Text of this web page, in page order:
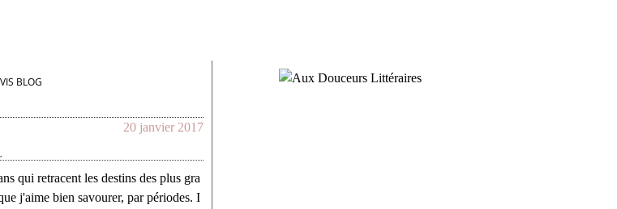
BLOG
20 janvier 2017
qui retracent les destins des plus gra
j'aime bien savourer, par périodes. I